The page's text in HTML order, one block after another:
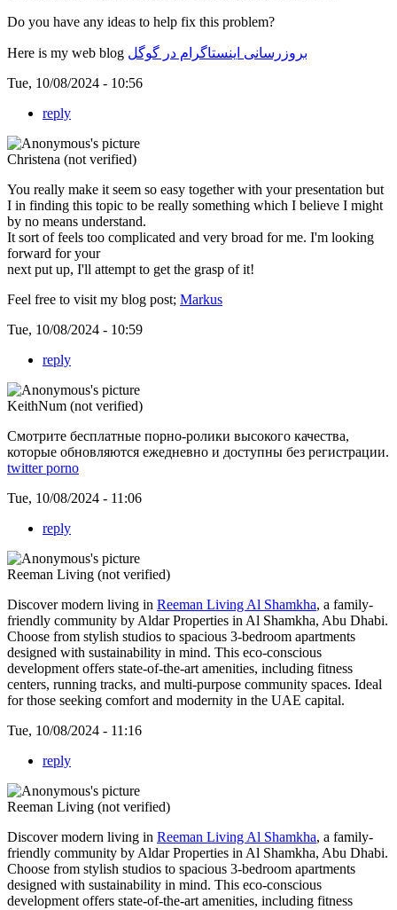
Do you have any ideas to help fix this problem?
Here is my web blog بروزرسانی اینستاگرام در گوگل
Tue, 10/08/2024 - 10:56
reply
Christena (not verified)
You really make it seem so easy together with your presentation but
I in finding this topic to be really something which I believe I might
by no means understand.
It sort of feels too complicated and very broad for me. I'm looking
forward for your
next put up, I'll attempt to get the grasp of it!
Feel free to visit my blog post; Markus
Tue, 10/08/2024 - 10:59
reply
KeithNum (not verified)
Смотрите бесплатные порно-ролики высокого качества,
которые обновляются ежедневно и доступны без регистрации.
twitter porno
Tue, 10/08/2024 - 11:06
reply
Reeman Living (not verified)
Discover modern living in Reeman Living Al Shamkha, a family-
friendly community by Aldar Properties in Al Shamkha, Abu Dhabi.
Choose from stylish studios to spacious 3-bedroom apartments
designed with sustainability in mind. This eco-conscious
development offers state-of-the-art amenities, including fitness
centers, running tracks, and multi-purpose community spaces. Ideal
for those seeking comfort and modernity in the UAE capital.
Tue, 10/08/2024 - 11:16
reply
Reeman Living (not verified)
Discover modern living in Reeman Living Al Shamkha, a family-
friendly community by Aldar Properties in Al Shamkha, Abu Dhabi.
Choose from stylish studios to spacious 3-bedroom apartments
designed with sustainability in mind. This eco-conscious
development offers state-of-the-art amenities, including fitness